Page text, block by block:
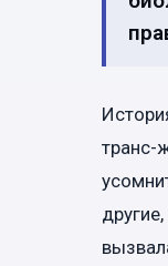
транс-